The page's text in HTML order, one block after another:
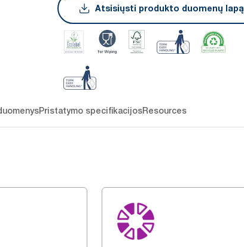
Atsisiųsti produkto duomenų lapą
Pristatymo specifikacijosResources